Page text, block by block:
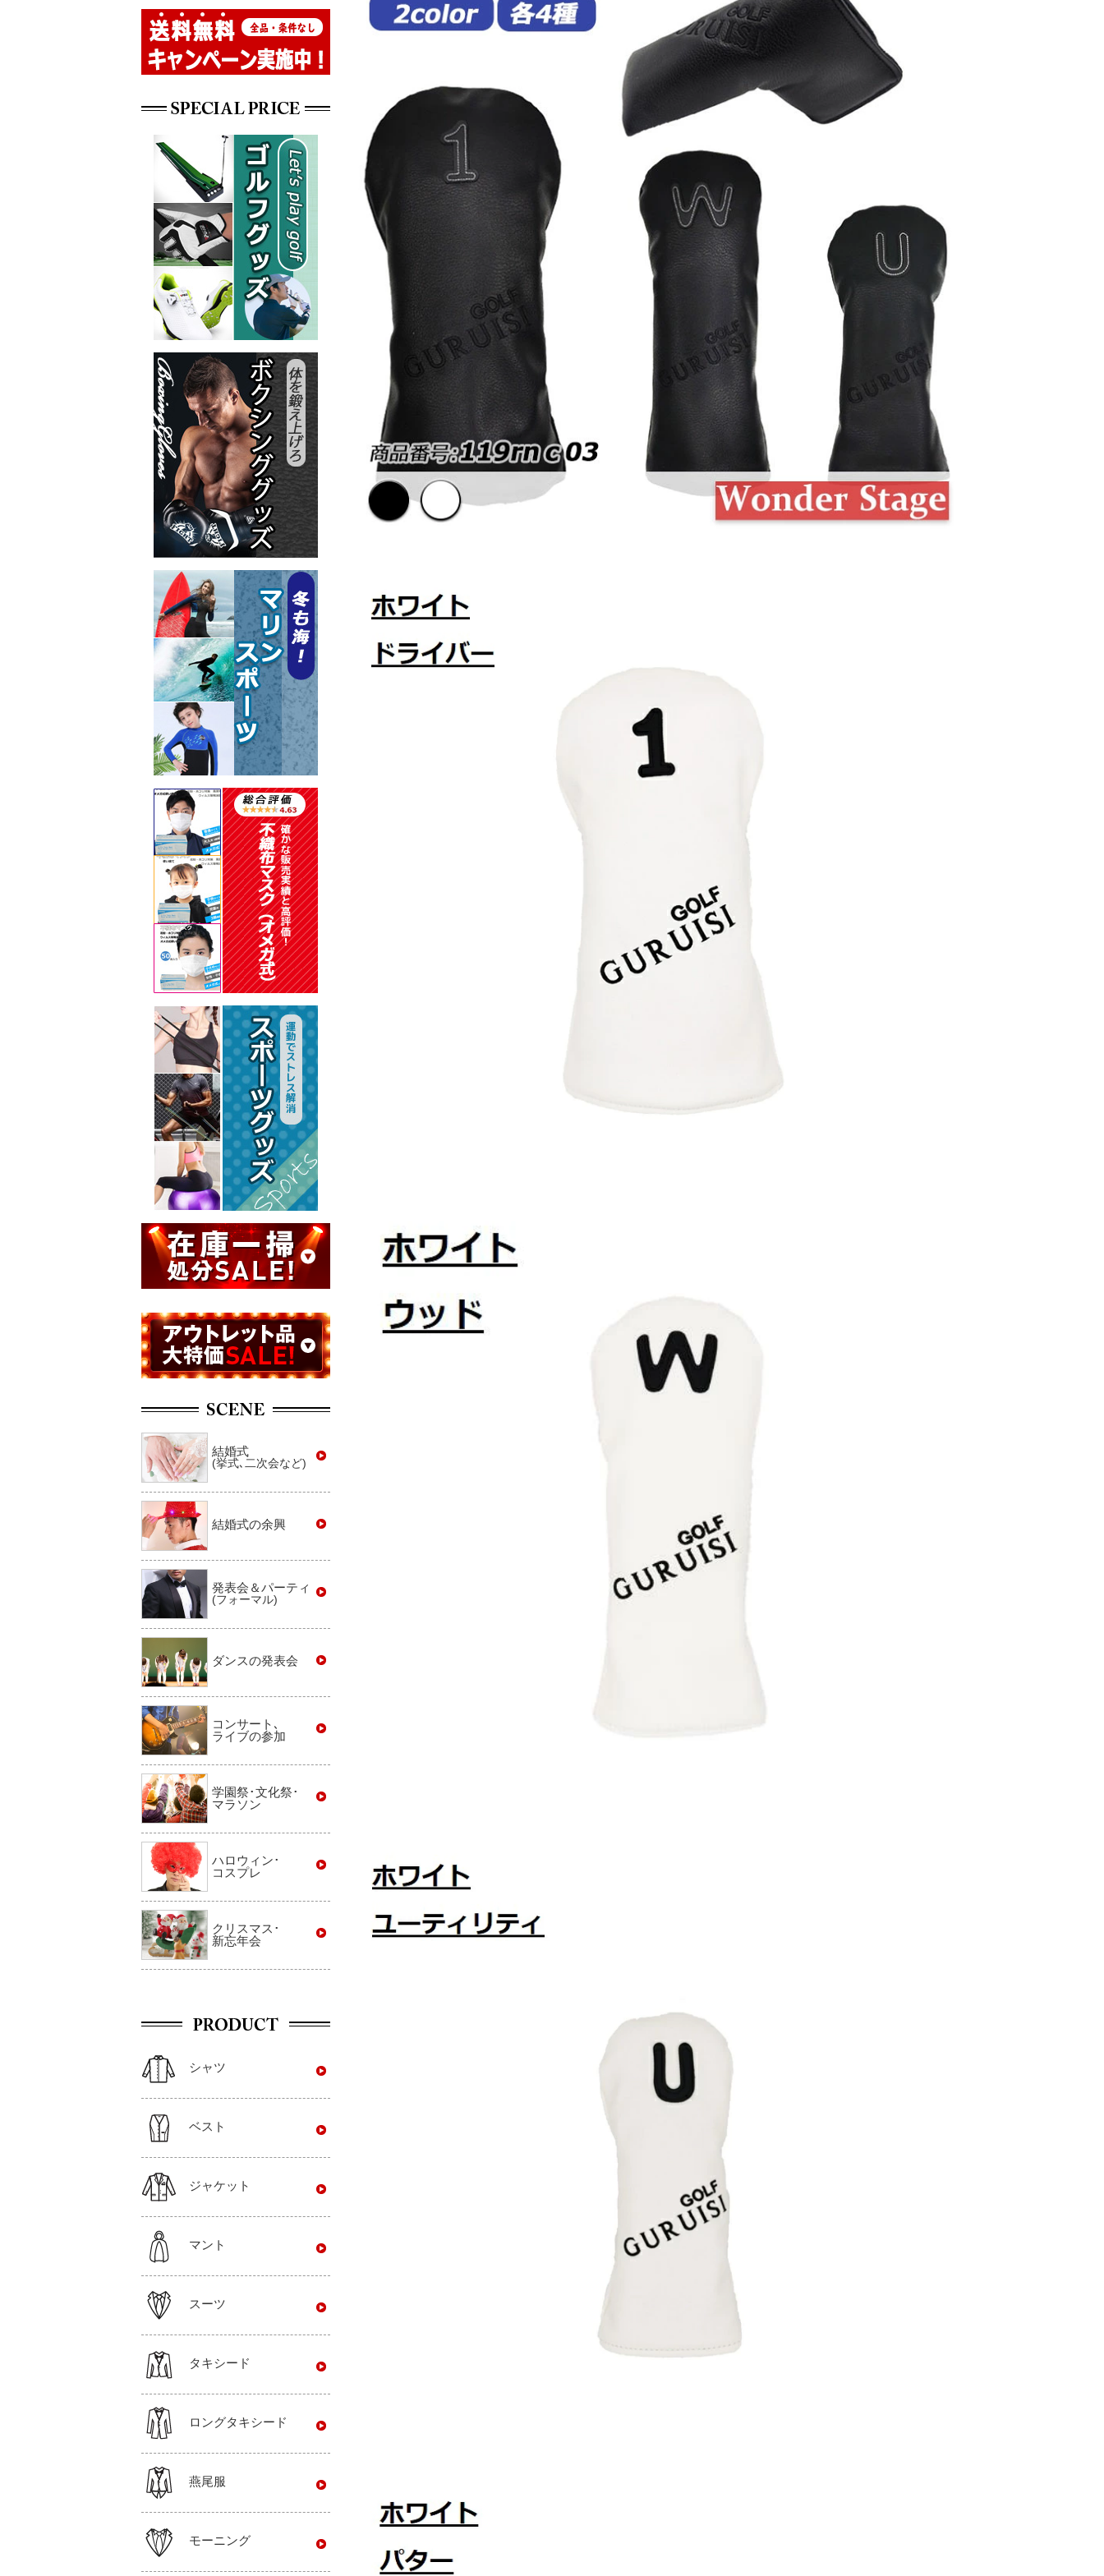
結婚式
(挙式､二次会など)
結婚式の余興
発表会＆パーティ
(フォーマル)
ダンスの発表会
コンサート､
ライブの参加
学園祭･文化祭･
マラソン
ハロウィン･
コスプレ
クリスマス･
新忘年会
シャツ
ベスト
ジャケット
マント
スーツ
タキシード
ロングタキシード
燕尾服
モーニング